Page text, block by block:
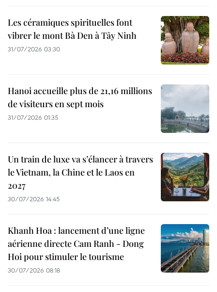
Les céramiques spirituelles font
vibrer le mont Bà Den à Tây Ninh
31/07/2026 03:30
Hanoi accueille plus de 21,16 millions
de visiteurs en sept mois ​
31/07/2026 01:35
Un train de luxe va s’élancer à travers
le Vietnam, la Chine et le Laos en
2027
30/07/2026 14:45
Khanh Hoa : lancement d’une ligne
aérienne directe Cam Ranh - Dong
Hoi pour stimuler le tourisme
30/07/2026 08:18